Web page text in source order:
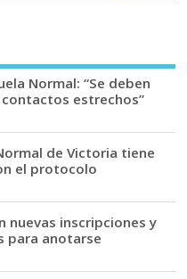
Normal: “Se deben
estrechos”
de Victoria tiene
el protocolo
nuevas inscripciones y
para anotarse